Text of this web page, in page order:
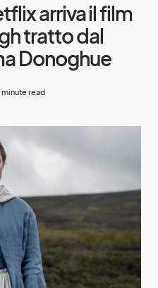
arriva il film
tratto dal
Donoghue
minute read